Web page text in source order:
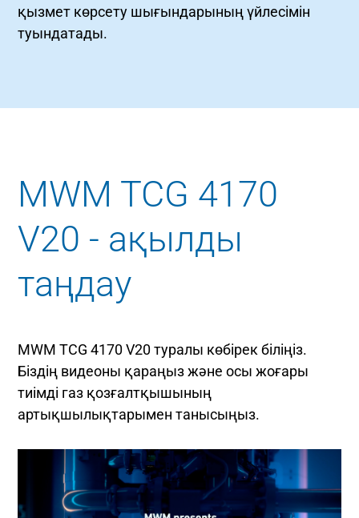
қызмет көрсету шығындарының үйлесімін
туындатады.
MWM TCG 4170
V20 - ақылды
таңдау
MWM TCG 4170 V20 туралы көбірек біліңіз.
Біздің видеоны қараңыз және осы жоғары
тиімді газ қозғалтқышының
артықшылықтарымен танысыңыз.